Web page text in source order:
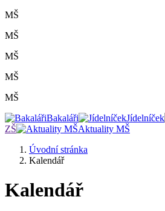
MŠ
MŠ
MŠ
MŠ
MŠ
Bakaláři
Jídelníček
ZŠ
Aktuality MŠ
Úvodní stránka
Kalendář
Kalendář